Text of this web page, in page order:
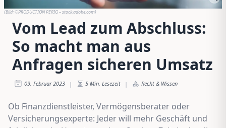
(Bild:©PRODUCTION PERIG – stock.adobe.com)
Vom Lead zum Abschluss:
So macht man aus
Anfragen sicheren Umsatz
09. Februar 2023 | 5 Min. Lesezeit | Recht & Wissen
Ob Finanzdienstleister, Vermögensberater oder
Versicherungsexperte: Jeder will mehr Geschäft und